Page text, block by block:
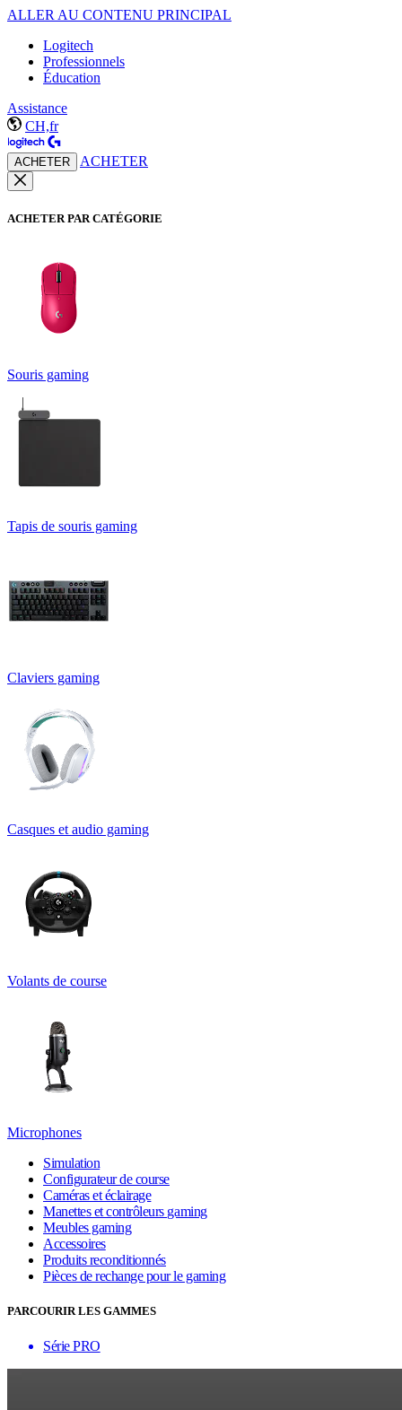
ALLER AU CONTENU PRINCIPAL
Logitech
Professionnels
Éducation
Assistance
CH,fr
ACHETER ACHETER
ACHETER PAR CATÉGORIE
Souris gaming
Tapis de souris gaming
Claviers gaming
Casques et audio gaming
Volants de course
Microphones
Simulation
Configurateur de course
Caméras et éclairage
Manettes et contrôleurs gaming
Meubles gaming
Accessoires
Produits reconditionnés
Pièces de rechange pour le gaming
PARCOURIR LES GAMMES
Série PRO